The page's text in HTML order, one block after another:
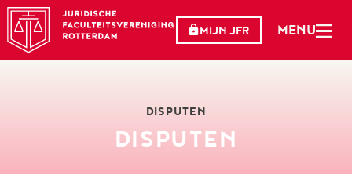
MIJN JFR MENU
DISPUTEN
DISPUTEN